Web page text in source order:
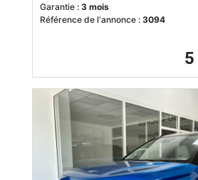
Garantie : 3 mois
Référence de l'annonce : 3094